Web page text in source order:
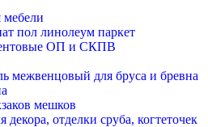
мебели
пол линолеум паркет
ОП и СКПВ
межвенцовый для бруса и бревна
мешков
отделки сруба, когтеточек